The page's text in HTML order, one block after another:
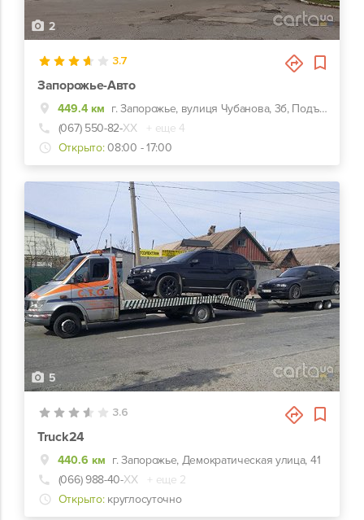
2
3.7
Запорожье-Авто
449.4 км
г. Запорожье, вулиця Чубанова, 3б, Подъезд с Набережной магистрали, напротив ЗАЗа.
(067) 550-82-ХХ
+ еще 4
Открыто: 08:00 - 17:00
5
3.6
Truck24
440.6 км г. Запорожье, Демократическая улица, 41
(066) 988-40-ХХ
+ еще 2
Открыто: круглосуточно